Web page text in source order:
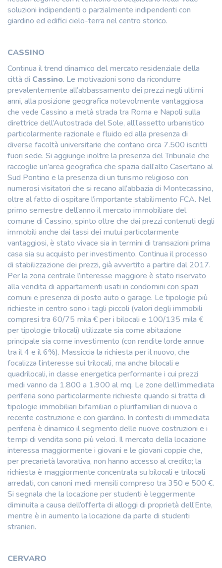
soluzioni indipendenti o parzialmente indipendenti con
giardino ed edifici cielo-terra nel centro storico.
CASSINO
Continua il trend dinamico del mercato residenziale della
città di Cassino. Le motivazioni sono da ricondurre
prevalentemente all’abbassamento dei prezzi negli ultimi
anni, alla posizione geografica notevolmente vantaggiosa
che vede Cassino a metà strada tra Roma e Napoli sulla
direttrice dell’Autostrada del Sole, all’l’assetto urbanistico
particolarmente razionale e fluido ed alla presenza di
diverse facoltà universitarie che contano circa 7.500 iscritti
fuori sede. Si aggiunge inoltre la presenza del Tribunale che
raccoglie un’area geografica che spazia dall’alto Casertano al
Sud Pontino e la presenza di un turismo religioso con
numerosi visitatori che si recano all’abbazia di Montecassino,
oltre al fatto di ospitare l’importante stabilimento FCA. Nel
primo semestre dell’anno il mercato immobiliare del
comune di Cassino, spinto oltre che dai prezzi contenuti degli
immobili anche dai tassi dei mutui particolarmente
vantaggiosi, è stato vivace sia in termini di transazioni prima
casa sia su acquisto per investimento. Continua il processo
di stabilizzazione dei prezzi, già avvertito a partire dal 2017.
Per la zona centrale l’interesse maggiore è stato riservato
alla vendita di appartamenti usati in condomini con spazi
comuni e presenza di posto auto o garage. Le tipologie più
richieste in centro sono i tagli piccoli (valori degli immobili
compresi tra 60/75 mila € per i bilocali e 100/135 mila €
per tipologie trilocali) utilizzate sia come abitazione
principale sia come investimento (con rendite lorde annue
tra il 4 e il 6%). Massiccia la richiesta per il nuovo, che
focalizza l’interesse sui trilocali, ma anche bilocali e
quadrilocali, in classe energetica performante i cui prezzi
medi vanno da 1.800 a 1.900 al mq. Le zone dell’immediata
periferia sono particolarmente richieste quando si tratta di
tipologie immobiliari bifamiliari o plurifamiliari di nuova o
recente costruzione e con giardino. In contesti di immediata
periferia è dinamico il segmento delle nuove costruzioni e i
tempi di vendita sono più veloci. Il mercato della locazione
interessa maggiormente i giovani e le giovani coppie che,
per precarietà lavorativa, non hanno accesso al credito; la
richiesta è maggiormente concentrata su bilocali e trilocali
arredati, con canoni medi mensili compreso tra 350 e 500 €.
Si segnala che la locazione per studenti è leggermente
diminuita a causa dell’offerta di alloggi di proprietà dell’Ente,
mentre è in aumento la locazione da parte di studenti
stranieri.
CERVARO